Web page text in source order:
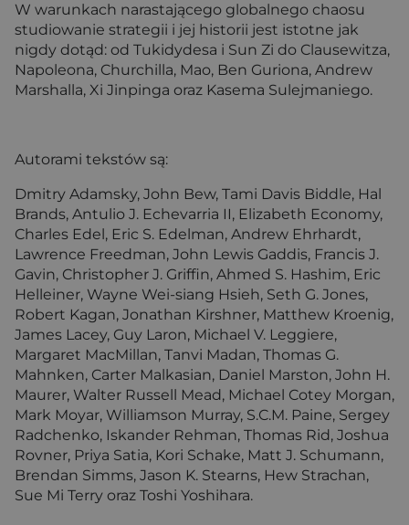
W warunkach narastającego globalnego chaosu
studiowanie strategii i jej historii jest istotne jak
nigdy dotąd: od Tukidydesa i Sun Zi do Clausewitza,
Napoleona, Churchilla, Mao, Ben Guriona, Andrew
Marshalla, Xi Jinpinga oraz Kasema Sulejmaniego.
Autorami tekstów są:
Dmitry Adamsky, John Bew, Tami Davis Biddle, Hal
Brands, Antulio J. Echevarria II, Elizabeth Economy,
Charles Edel, Eric S. Edelman, Andrew Ehrhardt,
Lawrence Freedman, John Lewis Gaddis, Francis J.
Gavin, Christopher J. Griffin, Ahmed S. Hashim, Eric
Helleiner, Wayne Wei-siang Hsieh, Seth G. Jones,
Robert Kagan, Jonathan Kirshner, Matthew Kroenig,
James Lacey, Guy Laron, Michael V. Leggiere,
Margaret MacMillan, Tanvi Madan, Thomas G.
Mahnken, Carter Malkasian, Daniel Marston, John H.
Maurer, Walter Russell Mead, Michael Cotey Morgan,
Mark Moyar, Williamson Murray, S.C.M. Paine, Sergey
Radchenko, Iskander Rehman, Thomas Rid, Joshua
Rovner, Priya Satia, Kori Schake, Matt J. Schumann,
Brendan Simms, Jason K. Stearns, Hew Strachan,
Sue Mi Terry oraz Toshi Yoshihara.